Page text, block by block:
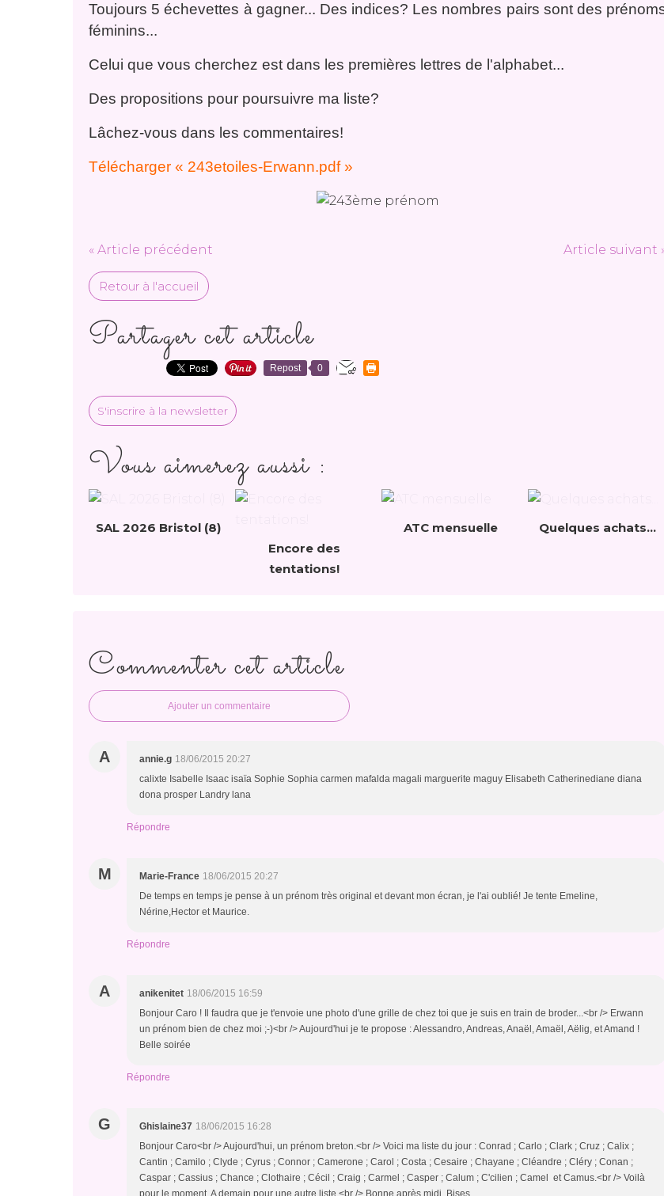
Toujours 5 échevettes à gagner... Des indices? Les nombres pairs sont des
féminins...
Celui que vous cherchez est dans les premières lettres de l'alphabet...
Des propositions pour poursuivre ma liste?
Lâchez-vous dans les commentaires!
Télécharger « 243etoiles-Erwann.pdf »
« Article précédent Article suivant
Retour à l'accueil
Partager cet article
Repost 0
S'inscrire à la newsletter
Vous aimerez aussi :
SAL 2026 Bristol (8)
Encore des
tentations!
ATC mensuelle Quelques achats...
Commenter cet article
Ajouter un commentaire
A annie.g 18/06/2015 20:27
calixte Isabelle Isaac isaïa Sophie Sophia carmen mafalda magali marguerite maguy Elisabeth Catherinediane diana
dona prosper Landry lana
Répondre
M Marie-France 18/06/2015 20:27
De temps en temps je pense à un prénom très original et devant mon écran, je l'ai oublié! Je tente Emeline,
Nérine,Hector et Maurice.
Répondre
A anikenitet 18/06/2015 16:59
Bonjour Caro ! Il faudra que je t'envoie une photo d'une grille de chez toi que je suis en train de broder...<br /> Erwann
un prénom bien de chez moi ;-)<br /> Aujourd'hui je te propose : Alessandro, Andreas, Anaël, Amaël, Aëlig, et Amand !
Belle soirée
Répondre
G Ghislaine37 18/06/2015 16:28
Bonjour Caro<br /> Aujourd'hui, un prénom breton.<br /> Voici ma liste du jour : Conrad ; Carlo ; Clark ; Cruz ; Calix ;
Cantin ; Camilo ; Clyde ; Cyrus ; Connor ; Camerone ; Carol ; Costa ; Cesaire ; Chayane ; Cléandre ; Cléry ; Conan ;
Caspar ; Cassius ; Chance ; Clothaire ; Cécil ; Craig ; Carmel ; Casper ; Calum ; C'cilien ; Camel et Camus.<br /> Voilà
pour le moment. A demain pour une autre liste.<br /> Bonne après midi. Bises.